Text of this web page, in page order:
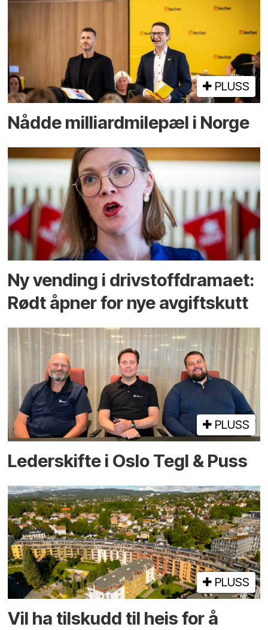
PLUSS
Nådde milliard­­milepæl i Norge
Ny vending i drivstoffdramaet:
Rødt åpner for nye avgiftskutt
PLUSS
Lederskifte i Oslo Tegl & Puss
PLUSS
Vil ha tilskudd til heis for å